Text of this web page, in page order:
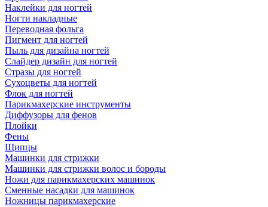
Наклейки для ногтей
Ногти накладные
Переводная фольга
Пигмент для ногтей
Пыль для дизайна ногтей
Слайдер дизайн для ногтей
Стразы для ногтей
Сухоцветы для ногтей
Флок для ногтей
Парикмахерские инструменты
Диффузоры для фенов
Плойки
Фены
Щипцы
Машинки для стрижки
Машинки для стрижки волос и бороды
Ножи для парикмахерских машинок
Сменные насадки для машинок
Ножницы парикмахерские